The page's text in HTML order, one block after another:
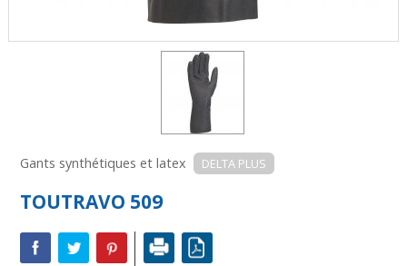
Gants synthétiques et latex DELTA PLUS
TOUTRAVO 509